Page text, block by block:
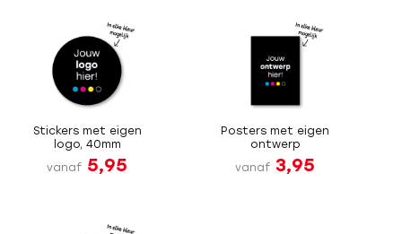
Stickers met eigen
logo, 40mm
vanaf 5,95
Posters met eigen
ontwerp
vanaf 3,95